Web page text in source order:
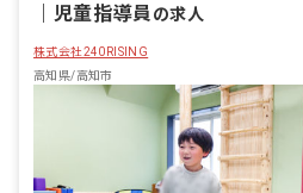
で人員配置に余裕をつくっ
援事業を実施 上記仕事内
就学児を担当することが
児童指導員の求人
株式会社240RISING
高知県/高知市